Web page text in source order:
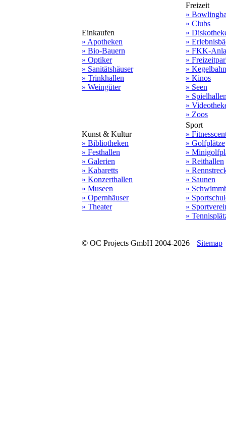
Einkaufen
» Apotheken
» Bio-Bauern
» Optiker
» Sanitätshäuser
» Trinkhallen
» Weingüter
Freizeit
»
» Clubs
»
»
» FKK-
»
»
» Kinos
» Seen
»
»
» Zoos
Kunst & Kultur
» Bibliotheken
» Festhallen
» Galerien
» Kabaretts
» Konzerthallen
» Museen
» Opernhäuser
» Theater
Sport
»
» Golfplätze
»
» Reithallen
»
» Saunen
»
»
»
»
© OC Projects GmbH 2004-2026 Sitemap